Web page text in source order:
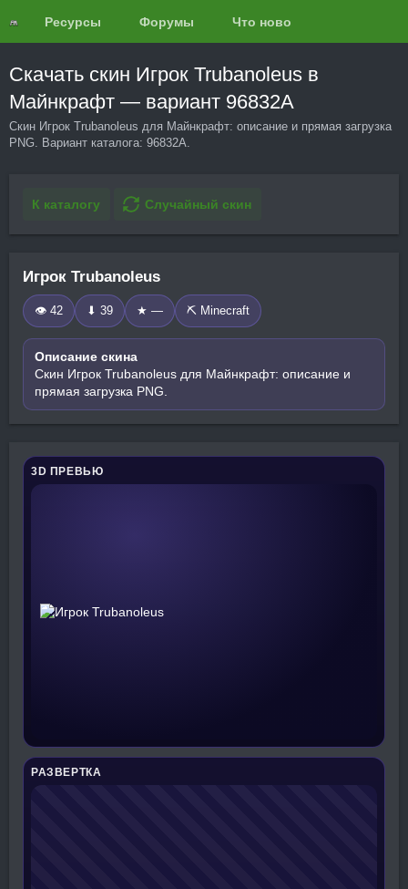
Ресурсы Форумы Что нового?
Скачать скин Игрок Trubanoleus в
Майнкрафт — вариант 96832A
Скин Игрок Trubanoleus для Майнкрафт: описание и прямая загрузка
PNG. Вариант каталога: 96832A.
К каталогу Случайный скин
Игрок Trubanoleus
👁 42 ⬇ 39 ★ — ⛏️ Minecraft
Описание скина
Скин Игрок Trubanoleus для Майнкрафт: описание и
прямая загрузка PNG.
3D ПРЕВЬЮ
РАЗВЕРТКА